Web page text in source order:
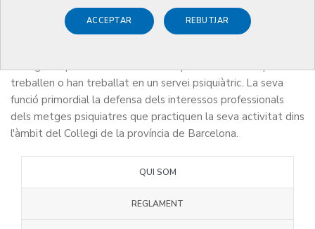
ACCEPTAR REBUTJAR
Metges Psiquiatres
col·legiats que tenen el títol de l'especialitat de Psiquiatria o
treballen o han treballat en un servei psiquiàtric. La seva
funció primordial la defensa dels interessos professionals
dels metges psiquiatres que practiquen la seva activitat dins
l'àmbit del Col·legi de la província de Barcelona.
QUI SOM
REGLAMENT